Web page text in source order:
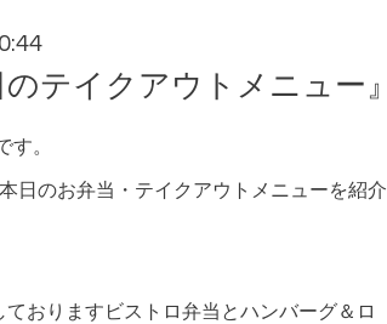
のテイクアウトメニュー』
す。
日のお弁当・テイクアウトメニューを紹介
おりますビストロ弁当とハンバーグ＆ロ